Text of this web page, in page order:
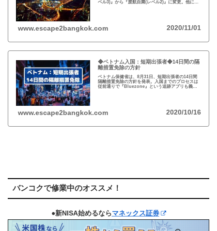
ベル3)』から『渡航自粛(レベル2)』に変更。他に
www.escape2bangkok.com 2020/11/01
◆ベトナム入国：短期出張者◆14日間の隔
離措置免除の方針
ベトナム保健省は、8月31日、短期出張者の14日間
隔離措置免除の方針を発表。入国までのプロセスは
従前通りで『Bluezone』という追跡アプリも義務
www.escape2bangkok.com 2020/10/16
バンコクで修業中のオススメ！
●新NISA始めるならマネックス証券